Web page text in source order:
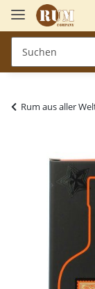
Rum aus aller